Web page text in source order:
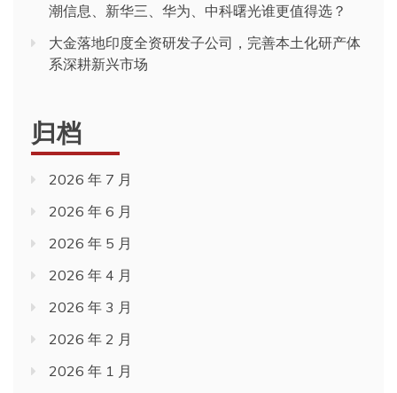
潮信息、新华三、华为、中科曙光谁更值得选？
大金落地印度全资研发子公司，完善本土化研产体
系深耕新兴市场
归档
2026 年 7 月
2026 年 6 月
2026 年 5 月
2026 年 4 月
2026 年 3 月
2026 年 2 月
2026 年 1 月